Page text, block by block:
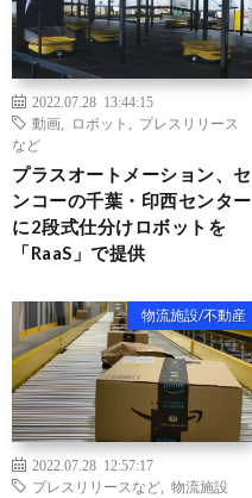
2022.07.28 13:44:15
動画
ロボット
プレスリリース
など
プラスオートメーション、セ
ンコーの千葉・印西センター
に2段式仕分けロボットを
「RaaS」で提供
物流施設/不動産
2022.07.28 12:57:17
プレスリリースなど
物流施設